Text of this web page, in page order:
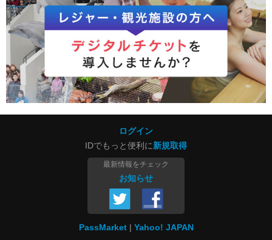
ログイン
IDでもっと便利に新規取得
最新情報をチェック
お知らせ
PassMarket Yahoo! JAPAN